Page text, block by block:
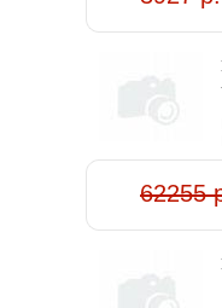
62255